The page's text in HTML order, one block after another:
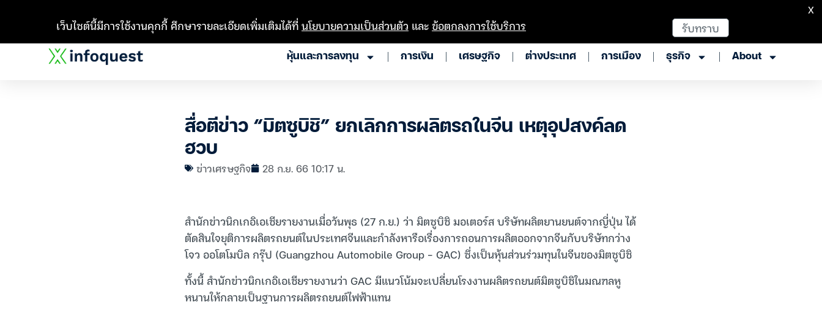
หุ้นและการลงทุน การเงิน เศรษฐกิจ ต่างประเทศ การเมือง ธุรกิจ About
สื่อตีข่าว “มิตซูบิชิ” ยกเลิกการผลิตรถในจีน เหตุอุปสงค์ลด
ฮวบ
ข่าวเศรษฐกิจ 28 ก.ย. 66 10:17 น.
สำนักข่าวนิกเกอิเอเชียรายงานเมื่อวันพุธ (27 ก.ย.) ว่า มิตซูบิชิ มอเตอร์ส บริษัทผลิตยานยนต์จากญี่ปุ่น ได้
ตัดสินใจยุติการผลิตรถยนต์ในประเทศจีนและกำลังหารือเรื่องการถอนการผลิตออกจากจีนกับบริษัทกว่าง
โจว ออโตโมบิล กรุ๊ป (Guangzhou Automobile Group – GAC) ซึ่งเป็นหุ้นส่วนร่วมทุนในจีนของมิตซูบิชิ
ทั้งนี้ สำนักข่าวนิกเกอิเอเชียรายงานว่า GAC มีแนวโน้มจะเปลี่ยนโรงงานผลิตรถยนต์มิตซูบิชิในมณฑลหู
หนานให้กลายเป็นฐานการผลิตรถยนต์ไฟฟ้าแทน
เว็บไซต์นี้มีการใช้งานคุกกี้ ศึกษารายละเอียดเพิ่มเติมได้ที่นโยบายความเป็นส่วนตัว และข้อตกลงการใช้บริการ รับทราบ
X